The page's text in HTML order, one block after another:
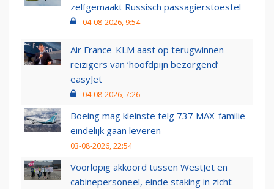
zelfgemaakt Russisch passagierstoestel
04-08-2026, 9:54
Air France-KLM aast op terugwinnen
reizigers van ‘hoofdpijn bezorgend’
easyJet
04-08-2026, 7:26
Boeing mag kleinste telg 737 MAX-familie
eindelijk gaan leveren
03-08-2026, 22:54
Voorlopig akkoord tussen WestJet en
cabinepersoneel, einde staking in zicht